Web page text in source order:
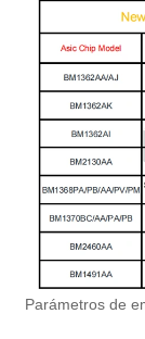
Parámetros de